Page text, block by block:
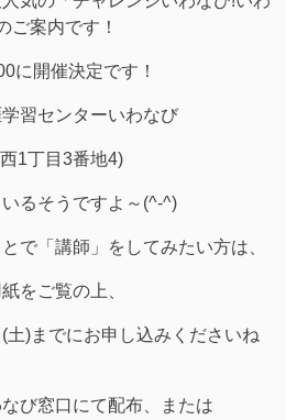
ご案内です！
に開催決定です！
習センターいわなび
目3番地4)
るそうですよ～(^-^)
で「講師」をしてみたい方は、
をご覧の上、
土)までにお申し込みくださいね
び窓口にて配布、または